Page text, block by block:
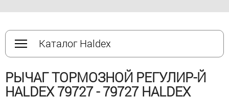
Каталог Haldex
РЫЧАГ ТОРМОЗНОЙ РЕГУЛИР-Й
HALDEX 79727 - 79727 HALDEX